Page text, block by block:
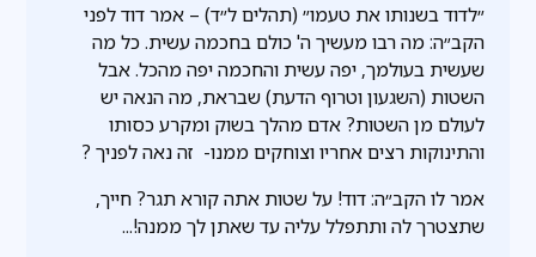
״לדוד בשנותו את טעמו״ (תהלים ל״ד) – אמר דוד לפני
הקב״ה: מה רבו מעשיך ה' כולם בחכמה עשית. כל מה
שעשית בעולמך, יפה עשית והחכמה יפה מהכל. אבל
השטות (השגעון וטרוף הדעת) שבראת, מה הנאה יש
לעולם מן השטות? אדם מהלך בשוק ומקרע כסותו
והתינוקות רצים אחריו וצוחקים ממנו- זה נאה לפניך ?
אמר לו הקב״ה: דוד! על שטות אתה קורא תגר? חייך,
שתצטרך לה ותתפלל עליה עד שאתן לך ממנה!...